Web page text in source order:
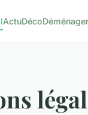
ActuDéco